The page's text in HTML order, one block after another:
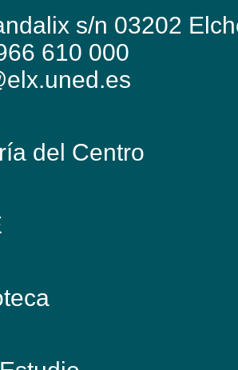
s/n 03202
610 000
del Centro